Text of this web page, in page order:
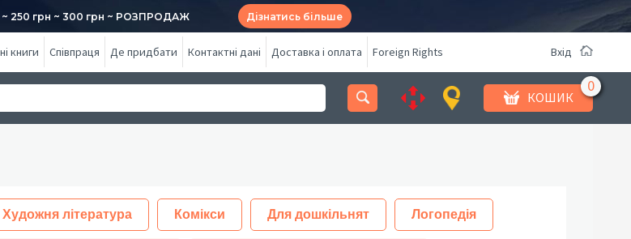
250 грн ~ 300 грн ~ РОЗПРОДАЖ Дізнатись більше
книги Співпраця Де придбати Контактні дані Доставка і оплата Foreign Rights Вхід
КОШИК
Художня література Комікси Для дошкільнят Логопедія